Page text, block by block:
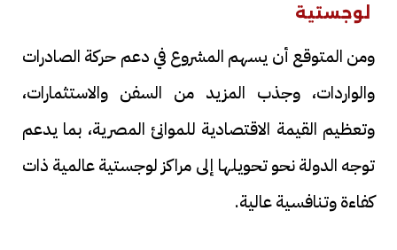
لوجستية
ومن المتوقع أن يسهم المشروع في دعم حركة الصادرات
والواردات، وجذب المزيد من السفن والاستثمارات،
وتعظيم القيمة الاقتصادية للموانئ المصرية، بما يدعم
توجه الدولة نحو تحويلها إلى مراكز لوجستية عالمية ذات
كفاءة وتنافسية عالية.